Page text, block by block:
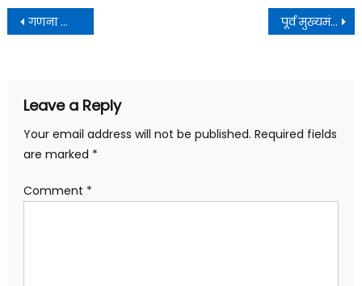
Post
navigation
गणना फार्मों के डिजिटाइजेशन कार्य में प्रदेश ने पार किया 92 प्रतिशत का आंकड़ा पूर्व मुख्यमंत्री एवं महाराष्ट्र के पूर्व राज्यपाल श्री भगत सिंह कोश्यारी से उनके निजी आवास पर शिष्टाचार भेंट की
Leave a Reply
Your email address will not be published. Required fields
are marked *
Comment *